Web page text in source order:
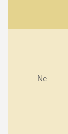
Ne